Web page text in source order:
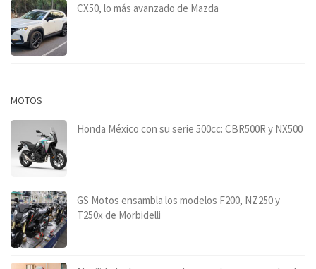
CX50, lo más avanzado de Mazda
MOTOS
Honda México con su serie 500cc: CBR500R y NX500
GS Motos ensambla los modelos F200, NZ250 y
T250x de Morbidelli